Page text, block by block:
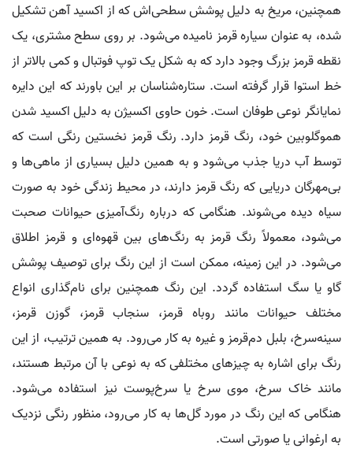
همچنین، مریخ به دلیل پوشش سطحی‌اش که از اکسید آهن تشکیل
شده، به عنوان سیاره قرمز نامیده می‌شود. بر روی سطح مشتری، یک
نقطه قرمز بزرگ وجود دارد که به شکل یک توپ فوتبال و کمی بالاتر از
خط استوا قرار گرفته است. ستاره‌شناسان بر این باورند که این دایره
نمایانگر نوعی طوفان است. خون حاوی اکسیژن به دلیل اکسید شدن
هموگلوبین خود، رنگ قرمز دارد. رنگ قرمز نخستین رنگی است که
توسط آب دریا جذب می‌شود و به همین دلیل بسیاری از ماهی‌ها و
بی‌مهرگان دریایی که رنگ قرمز دارند، در محیط زندگی خود به صورت
سیاه دیده می‌شوند. هنگامی که درباره رنگ‌آمیزی حیوانات صحبت
می‌شود، معمولاً رنگ قرمز به رنگ‌های بین قهوه‌ای و قرمز اطلاق
می‌شود. در این زمینه، ممکن است از این رنگ برای توصیف پوشش
گاو یا سگ استفاده گردد. این رنگ همچنین برای نام‌گذاری انواع
مختلف حیوانات مانند روباه قرمز، سنجاب قرمز، گوزن قرمز،
سینه‌سرخ، بلبل دم‌قرمز و غیره به کار می‌رود. به همین ترتیب، از این
رنگ برای اشاره به چیزهای مختلفی که به نوعی با آن مرتبط هستند،
مانند خاک سرخ، موی سرخ یا سرخ‌پوست نیز استفاده می‌شود.
هنگامی که این رنگ در مورد گل‌ها به کار می‌رود، منظور رنگی نزدیک
به ارغوانی یا صورتی است.